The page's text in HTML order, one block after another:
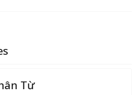
Từ